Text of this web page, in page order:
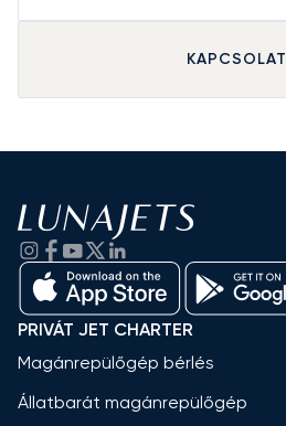
KAPCSOLAT
PRIVÁT JET CHARTER
Magánrepülőgép bérlés
Állatbarát magánrepülőgép